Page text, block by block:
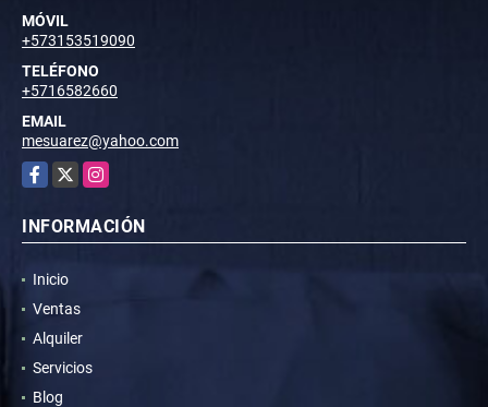
MÓVIL
+573153519090
TELÉFONO
+5716582660
EMAIL
mesuarez@yahoo.com
Facebook
X Instagram
INFORMACIÓN
Inicio
Ventas
Alquiler
Servicios
Blog